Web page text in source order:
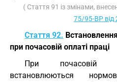
( Стаття 91 із змінами,
75/95-ВР від
Стаття 92.
при почасовій оплаті праці
При почасовій
встановлюються